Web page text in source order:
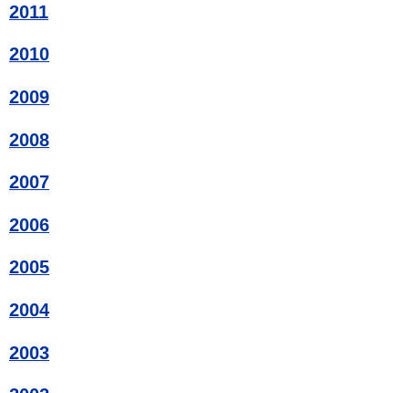
2011
2010
2009
2008
2007
2006
2005
2004
2003